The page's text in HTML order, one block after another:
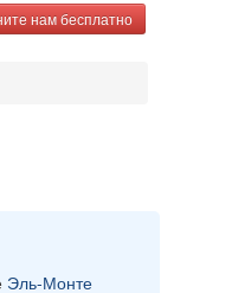
нам бесплатно
Эль-Монте